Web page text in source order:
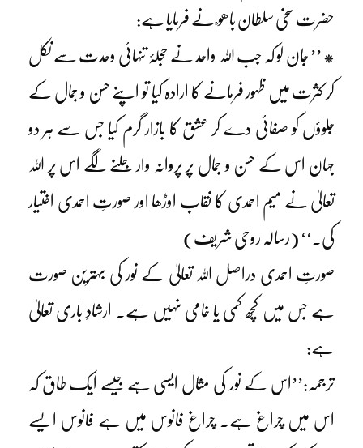
حضرت سخی سلطان باھو ؒ نے فرمایا ہے:
* ’’ جان لو کہ جب اللہ واحد نے حجلۂ تنہائی وحدت سے نکل
کر کثرت میں ظہور فرمانے کا ارادہ کیا تو اپنے حسن و جمال کے
جلوؤں کو صفائی دے کر عشق کا بازار گرم کیا جس سے ہر دو
جہان اس کے حسن و جمال پر پروانہ وار جلنے لگے اس پر اللہ
تعالیٰ نے میم احمدی کا نقاب اوڑھا اور صورتِ احمدی اختیار
کی۔‘‘ (رسالہ روحی شریف)
صورتِ احمدی دراصل اللہ تعالیٰ کے نور کی بہترین صورت
ہے جس میں کچھ کمی یا خامی نہیں ہے۔ ارشادِ باری تعالیٰ
ہے:
ترجمہ:’’اس کے نور کی مثال ایسی ہے جیسے ایک طاق کہ
اس میں چراغ ہے۔ چراغ فانوس میں ہے فانوس ایسے